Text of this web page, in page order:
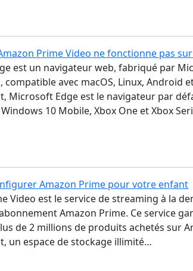
Prime Video ne fonctionne pas
est un navigateur web, fabriqué par
compatible avec macOS, Linux, Android
Microsoft Edge est le navigateur par
10 Mobile, Xbox One et Xbox
Amazon Prime pour votre enfant
Video est le service de streaming à la
Amazon Prime. Ce service
de 2 millions de produits achetés sur
un espace de stockage illimité…